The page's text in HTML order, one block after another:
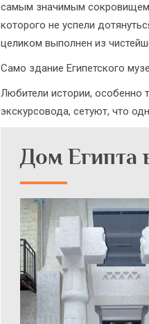
самым значимым сокровищем
которого не успели
целиком выполнен из
Само здание Египетского
Любители истории, особенно
экскурсовода, сетуют, что
Дом